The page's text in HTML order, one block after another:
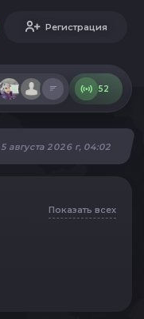
Регистрация
52
августа 2026 г, 04:02
Показать всех